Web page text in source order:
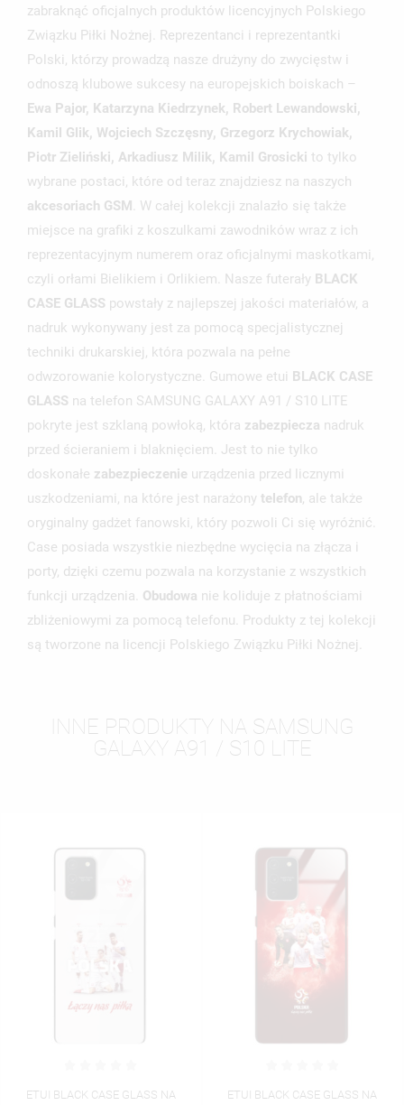
zabraknąć oficjalnych produktów licencyjnych Polskiego
Związku Piłki Nożnej. Reprezentanci i reprezentantki
Polski, którzy prowadzą nasze drużyny do zwycięstw i
odnoszą klubowe sukcesy na europejskich boiskach –
Ewa Pajor, Katarzyna Kiedrzynek, Robert Lewandowski,
Kamil Glik, Wojciech Szczęsny, Grzegorz Krychowiak,
Piotr Zieliński, Arkadiusz Milik, Kamil Grosicki to tylko
wybrane postaci, które od teraz znajdziesz na naszych
akcesoriach GSM
. W całej kolekcji znalazło się także
miejsce na grafiki z koszulkami zawodników wraz z ich
reprezentacyjnym numerem oraz oficjalnymi maskotkami,
czyli orłami Bielikiem i Orlikiem. Nasze futerały BLACK
CASE GLASS powstały z najlepszej jakości materiałów, a
nadruk wykonywany jest za pomocą specjalistycznej
techniki drukarskiej, która pozwala na pełne
odwzorowanie kolorystyczne. Gumowe etui BLACK CASE
GLASS na telefon SAMSUNG GALAXY A91 / S10 LITE
pokryte jest szklaną powłoką, która zabezpiecza nadruk
przed ścieraniem i blaknięciem. Jest to nie tylko
doskonałe zabezpieczenie urządzenia przed licznymi
uszkodzeniami, na które jest narażony telefon, ale także
oryginalny gadżet fanowski, który pozwoli Ci się wyróżnić.
Case posiada wszystkie niezbędne wycięcia na złącza i
porty, dzięki czemu pozwala na korzystanie z wszystkich
funkcji urządzenia. Obudowa nie koliduje z płatnościami
zbliżeniowymi za pomocą telefonu. Produkty z tej kolekcji
są tworzone na licencji Polskiego Związku Piłki Nożnej.
INNE PRODUKTY NA SAMSUNG
GALAXY A91 / S10 LITE
ETUI BLACK CASE GLASS NA
ETUI BLACK CASE GLASS NA
MOJE LISTY ŻYCZEŃ
UTWÓRZ LISTĘ ŻYCZEŃ
NAZWA LISTY ŻYCZEŃ
ANULUJ UTWÓRZ LISTĘ ŻYCZEŃ
ZALOGUJ SIĘ
MUSISZ BYĆ ZALOGOWANY BY ZAPISAĆ PRODUKTY NA
SWOJEJ LIŚCIE ŻYCZEŃ.
ANULUJ ZALOGUJ SIĘ